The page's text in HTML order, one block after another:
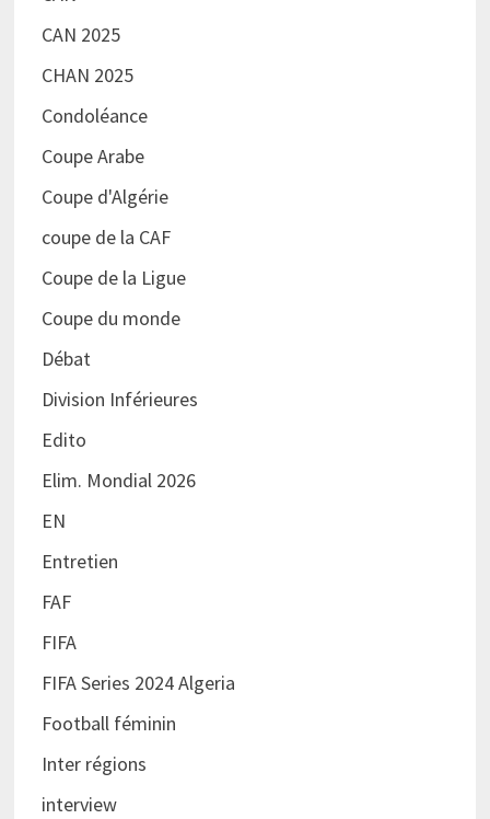
CAN 2025
CHAN 2025
Condoléance
Coupe Arabe
Coupe d'Algérie
coupe de la CAF
Coupe de la Ligue
Coupe du monde
Débat
Division Inférieures
Edito
Elim. Mondial 2026
EN
Entretien
FAF
FIFA
FIFA Series 2024 Algeria
Football féminin
Inter régions
interview